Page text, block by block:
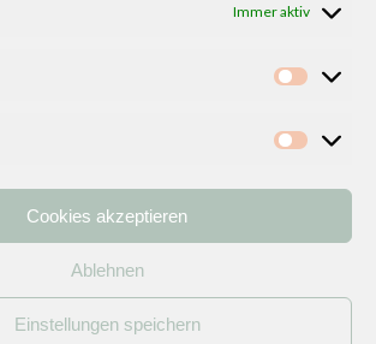
Immer aktiv
Cookies akzeptieren
Ablehnen
Einstellungen speichern
Kontakt
Impressum/ Datenschutzerklärung